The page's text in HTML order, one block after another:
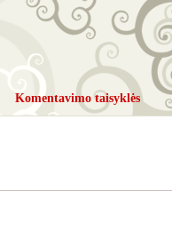
Komentavimo taisyklės